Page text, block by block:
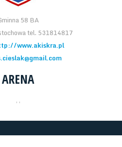
58 BA
tel. 531814817
www.akiskra.pl
ARENA
, ,